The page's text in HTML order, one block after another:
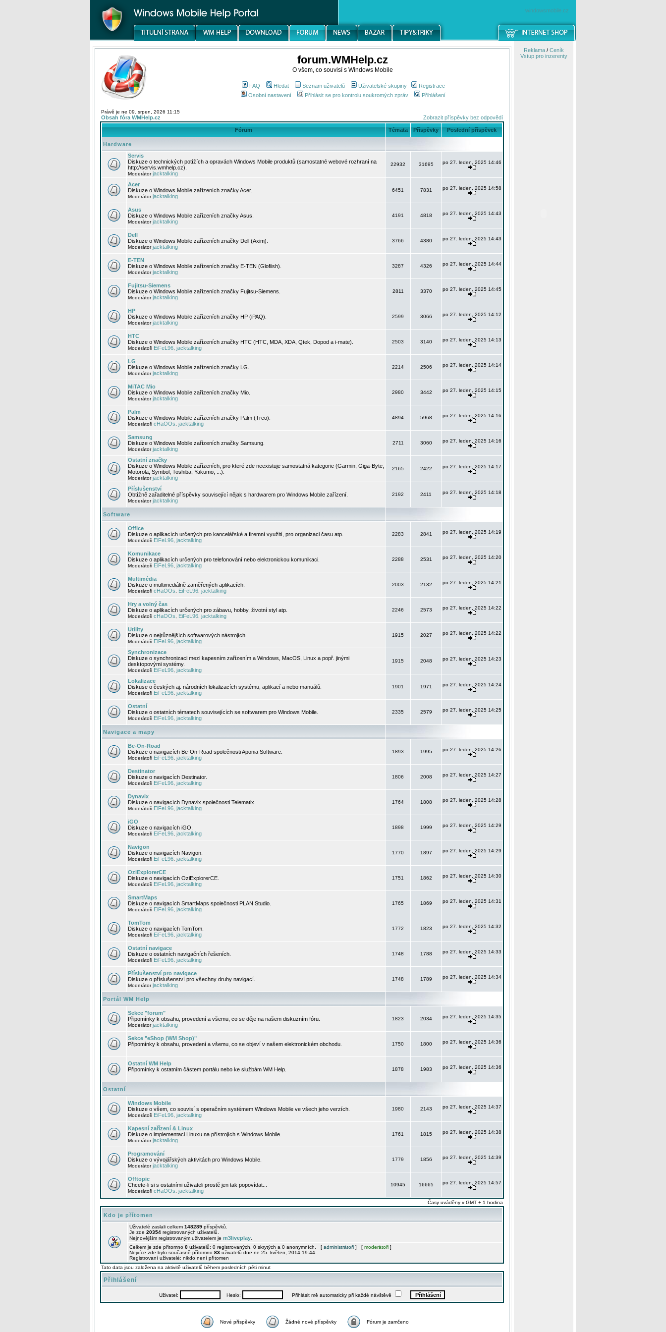
windowsmobile.cz
forum.WMHelp.cz
O všem, co souvisí s Windows Mobile
FAQ Hledat Seznam uživatelů Uživatelské skupiny
Registrace
Osobní nastavení
Přihlásit se pro kontrolu soukromých zpráv Přihlášení
Právě je ne 09. srpen, 2026 11:15
Obsah fóra WMHelp.cz Zobrazit příspěvky bez odpovědí
Fórum Témata Příspěvky Poslední příspěvek
Hardware
Servis
Diskuze o technických potížích a opravách Windows Mobile produktů (samostatné webové rozhraní na
http://servis.wmhelp.cz).
Moderátorjacktalking
22932 31695 po 27. leden, 2025 14:46
Acer
Diskuze o Windows Mobile zařízeních značky Acer.
Moderátorjacktalking
6451 7831 po 27. leden, 2025 14:58
Asus
Diskuze o Windows Mobile zařízeních značky Asus.
Moderátorjacktalking
4191 4818 po 27. leden, 2025 14:43
Dell
Diskuze o Windows Mobile zařízeních značky Dell (Axim).
Moderátorjacktalking
3766 4380 po 27. leden, 2025 14:43
E-TEN
Diskuze o Windows Mobile zařízeních značky E-TEN (Glofiish).
Moderátorjacktalking
3287 4326 po 27. leden, 2025 14:44
Fujitsu-Siemens
Diskuze o Windows Mobile zařízeních značky Fujitsu-Siemens.
Moderátorjacktalking
2811 3370 po 27. leden, 2025 14:45
HP
Diskuze o Windows Mobile zařízeních značky HP (iPAQ).
Moderátorjacktalking
2599 3066 po 27. leden, 2025 14:12
HTC
Diskuze o Windows Mobile zařízeních značky HTC (HTC, MDA, XDA, Qtek, Dopod a i-mate).
Moderátoři EiFeL96 jacktalking
2503 3140 po 27. leden, 2025 14:13
LG
Diskuze o Windows Mobile zařízeních značky LG.
Moderátorjacktalking
2214 2506 po 27. leden, 2025 14:14
MiTAC Mio
Diskuze o Windows Mobile zařízeních značky Mio.
Moderátorjacktalking
2980 3442 po 27. leden, 2025 14:15
Palm
Diskuze o Windows Mobile zařízeních značky Palm (Treo).
Moderátoři cHaOOs jacktalking
4894 5968 po 27. leden, 2025 14:16
Samsung
Diskuze o Windows Mobile zařízeních značky Samsung.
Moderátorjacktalking
2711 3060 po 27. leden, 2025 14:16
Ostatní značky
Diskuze o Windows Mobile zařízeních, pro které zde neexistuje samostatná kategorie (Garmin, Giga-Byte,
Motorola, Symbol, Toshiba, Yakumo, ...).
Moderátorjacktalking
2165 2422 po 27. leden, 2025 14:17
Příslušenství
Obtížně zařaditelné příspěvky související nějak s hardwarem pro Windows Mobile zařízení.
Moderátorjacktalking
2192 2411 po 27. leden, 2025 14:18
Software
Office
Diskuze o aplikacích určených pro kancelářské a firemní využití, pro organizaci času atp.
Moderátoři EiFeL96 jacktalking
2283 2841 po 27. leden, 2025 14:19
Komunikace
Diskuze o aplikacích určených pro telefonování nebo elektronickou komunikaci.
Moderátoři EiFeL96 jacktalking
2288 2531 po 27. leden, 2025 14:20
Multimédia
Diskuze o multimediálně zaměřených aplikacích.
Moderátoři cHaOOs EiFeL96 jacktalking
2003 2132 po 27. leden, 2025 14:21
Hry a volný čas
Diskuze o aplikacích určených pro zábavu, hobby, životní styl atp.
Moderátoři cHaOOs EiFeL96 jacktalking
2246 2573 po 27. leden, 2025 14:22
Utility
Diskuze o nejrůznějších softwarových nástrojích.
Moderátoři EiFeL96 jacktalking
1915 2027 po 27. leden, 2025 14:22
Synchronizace
Diskuze o synchronizaci mezi kapesním zařízením a Windows, MacOS, Linux a popř. jinými
desktopovými systémy.
Moderátoři EiFeL96 jacktalking
1915 2048 po 27. leden, 2025 14:23
Lokalizace
Diskuse o českých aj. národních lokalizacích systému, aplikací a nebo manuálů.
Moderátoři EiFeL96 jacktalking
1901 1971 po 27. leden, 2025 14:24
Ostatní
Diskuze o ostatních tématech souvisejících se softwarem pro Windows Mobile.
Moderátoři EiFeL96 jacktalking
2335 2579 po 27. leden, 2025 14:25
Navigace a mapy
Be-On-Road
Diskuze o navigacích Be-On-Road společnosti Aponia Software.
Moderátoři EiFeL96 jacktalking
1893 1995 po 27. leden, 2025 14:26
Destinator
Diskuze o navigacích Destinator.
Moderátoři EiFeL96 jacktalking
1806 2008 po 27. leden, 2025 14:27
Dynavix
Diskuze o navigacích Dynavix společnosti Telematix.
Moderátoři EiFeL96 jacktalking
1764 1808 po 27. leden, 2025 14:28
iGO
Diskuze o navigacích iGO.
Moderátoři EiFeL96 jacktalking
1898 1999 po 27. leden, 2025 14:29
Navigon
Diskuze o navigacích Navigon.
Moderátoři EiFeL96 jacktalking
1770 1897 po 27. leden, 2025 14:29
OziExplorerCE
Diskuze o navigacích OziExplorerCE.
Moderátoři EiFeL96 jacktalking
1751 1862 po 27. leden, 2025 14:30
SmartMaps
Diskuze o navigacích SmartMaps společnosti PLAN Studio.
Moderátoři EiFeL96 jacktalking
1765 1869 po 27. leden, 2025 14:31
TomTom
Diskuze o navigacích TomTom.
Moderátoři EiFeL96 jacktalking
1772 1823 po 27. leden, 2025 14:32
Ostatní navigace
Diskuze o ostatních navigačních řešeních.
Moderátoři EiFeL96 jacktalking
1748 1788 po 27. leden, 2025 14:33
Příslušenství pro navigace
Diskuze o příslušenství pro všechny druhy navigací.
Moderátorjacktalking
1748 1789 po 27. leden, 2025 14:34
Portál WM Help
Sekce "forum"
Připomínky k obsahu, provedení a všemu, co se děje na našem diskuzním fóru.
Moderátorjacktalking
1823 2034 po 27. leden, 2025 14:35
Sekce "eShop (WM Shop)"
Připomínky k obsahu, provedení a všemu, co se objeví v našem elektronickém obchodu.
1750 1800 po 27. leden, 2025 14:36
Ostatní WM Help
Připomínky k ostatním částem portálu nebo ke službám WM Help.
1878 1983 po 27. leden, 2025 14:36
Ostatní
Windows Mobile
Diskuze o všem, co souvisí s operačním systémem Windows Mobile ve všech jeho verzích.
Moderátoři EiFeL96 jacktalking
1980 2143 po 27. leden, 2025 14:37
Kapesní zařízení & Linux
Diskuze o implementaci Linuxu na přístrojích s Windows Mobile.
Moderátorjacktalking
1761 1815 po 27. leden, 2025 14:38
Programování
Diskuze o vývojářských aktivitách pro Windows Mobile.
Moderátorjacktalking
1779 1856 po 27. leden, 2025 14:39
Offtopic
Chcete-li si s ostatními uživateli prostě jen tak popovídat...
Moderátoři cHaOOs jacktalking
10945 16665 po 27. leden, 2025 14:57
Časy uváděny v GMT + 1 hodina
Kdo je přítomen
Uživatelé zaslali celkem 148289 příspěvků.
Je zde 20354 registrovaných uživatelů.
Nejnovějším registrovaným uživatelem je m3liveplay
Celkem je zde přítomno 0 uživatelů: 0 registrovaných, 0 skrytých a 0 anonymních. [ administrátoři ] [ moderátoři ]
Nejvíce zde bylo současně přítomno 83 uživatelů dne ne 25. květen, 2014 19:44.
Registrovaní uživatelé: nikdo není přítomen
Tato data jsou založena na aktivitě uživatelů během posledních pěti minut
Přihlášení
Uživatel: Heslo: Přihlásit mě automaticky při každé návštěvě
Nové příspěvky Žádné nové příspěvky Fórum je zamčeno
Reklama/ Ceník
Vstup pro inzerenty